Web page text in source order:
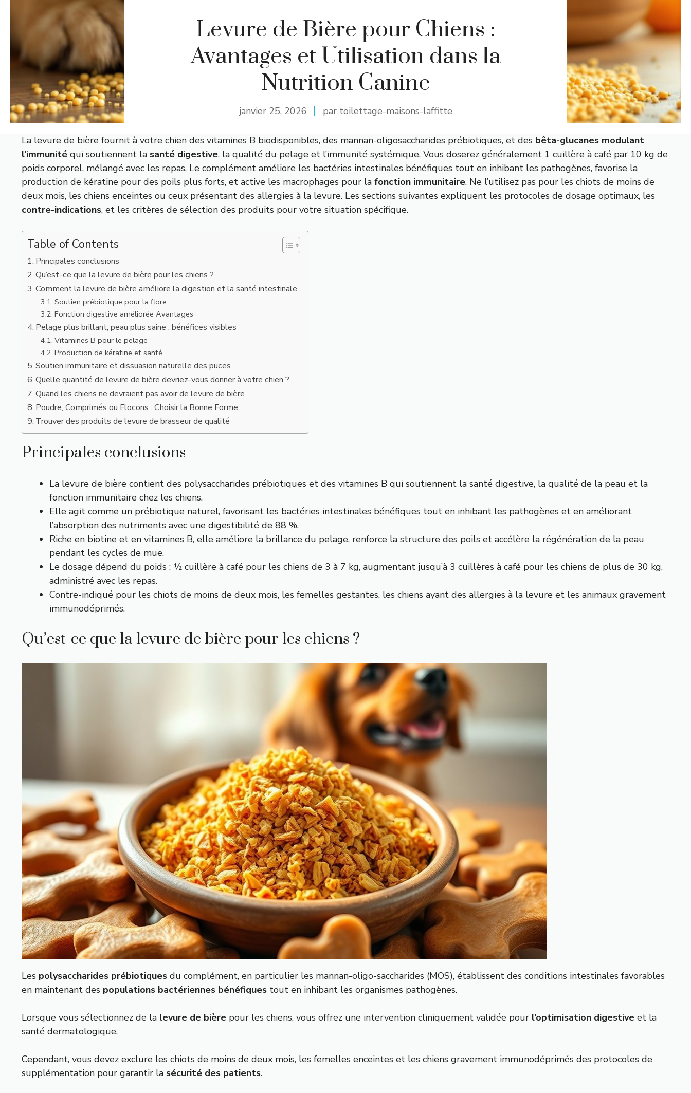
Levure de Bière pour Chiens :
Avantages et Utilisation dans la
Nutrition Canine
janvier 25, 2026 par toilettage-maisons-laffitte
La levure de bière fournit à votre chien des vitamines B biodisponibles, des mannan-oligosaccharides prébiotiques, et des bêta-glucanes modulant
l’immunité qui soutiennent la santé digestive, la qualité du pelage et l’immunité systémique. Vous doserez généralement 1 cuillère à café par 10 kg de
poids corporel, mélangé avec les repas. Le complément améliore les bactéries intestinales bénéfiques tout en inhibant les pathogènes, favorise la
production de kératine pour des poils plus forts, et active les macrophages pour la fonction immunitaire. Ne l’utilisez pas pour les chiots de moins de
deux mois, les chiens enceintes ou ceux présentant des allergies à la levure. Les sections suivantes expliquent les protocoles de dosage optimaux, les
contre-indications, et les critères de sélection des produits pour votre situation spécifique.
Table of Contents
Principales conclusions
Qu’est-ce que la levure de bière pour les chiens ?
Comment la levure de bière améliore la digestion et la santé intestinale
Soutien prébiotique pour la flore
Fonction digestive améliorée Avantages
Pelage plus brillant, peau plus saine : bénéfices visibles
Vitamines B pour le pelage
Production de kératine et santé
Soutien immunitaire et dissuasion naturelle des puces
Quelle quantité de levure de bière devriez-vous donner à votre chien ?
Quand les chiens ne devraient pas avoir de levure de bière
Poudre, Comprimés ou Flocons : Choisir la Bonne Forme
Trouver des produits de levure de brasseur de qualité
Principales conclusions
La levure de bière contient des polysaccharides prébiotiques et des vitamines B qui soutiennent la santé digestive, la qualité de la peau et la
fonction immunitaire chez les chiens.
Elle agit comme un prébiotique naturel, favorisant les bactéries intestinales bénéfiques tout en inhibant les pathogènes et en améliorant
l’absorption des nutriments avec une digestibilité de 88 %.
Riche en biotine et en vitamines B, elle améliore la brillance du pelage, renforce la structure des poils et accélère la régénération de la peau
pendant les cycles de mue.
Le dosage dépend du poids : ½ cuillère à café pour les chiens de 3 à 7 kg, augmentant jusqu’à 3 cuillères à café pour les chiens de plus de 30 kg,
administré avec les repas.
Contre-indiqué pour les chiots de moins de deux mois, les femelles gestantes, les chiens ayant des allergies à la levure et les animaux gravement
immunodéprimés.
Qu’est-ce que la levure de bière pour les chiens ?
Les polysaccharides prébiotiques du complément, en particulier les mannan-oligo-saccharides (MOS), établissent des conditions intestinales favorables
en maintenant des populations bactériennes bénéfiques tout en inhibant les organismes pathogènes.
Lorsque vous sélectionnez de la levure de bière pour les chiens, vous offrez une intervention cliniquement validée pour l’optimisation digestive et la
santé dermatologique.
Cependant, vous devez exclure les chiots de moins de deux mois, les femelles enceintes et les chiens gravement immunodéprimés des protocoles de
supplémentation pour garantir la sécurité des patients.